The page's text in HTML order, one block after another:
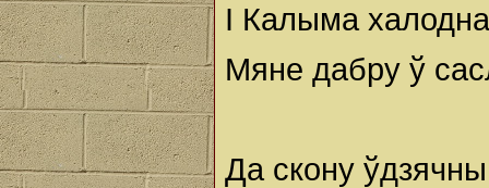
I Калыма
Мяне дабру ў
Да скону